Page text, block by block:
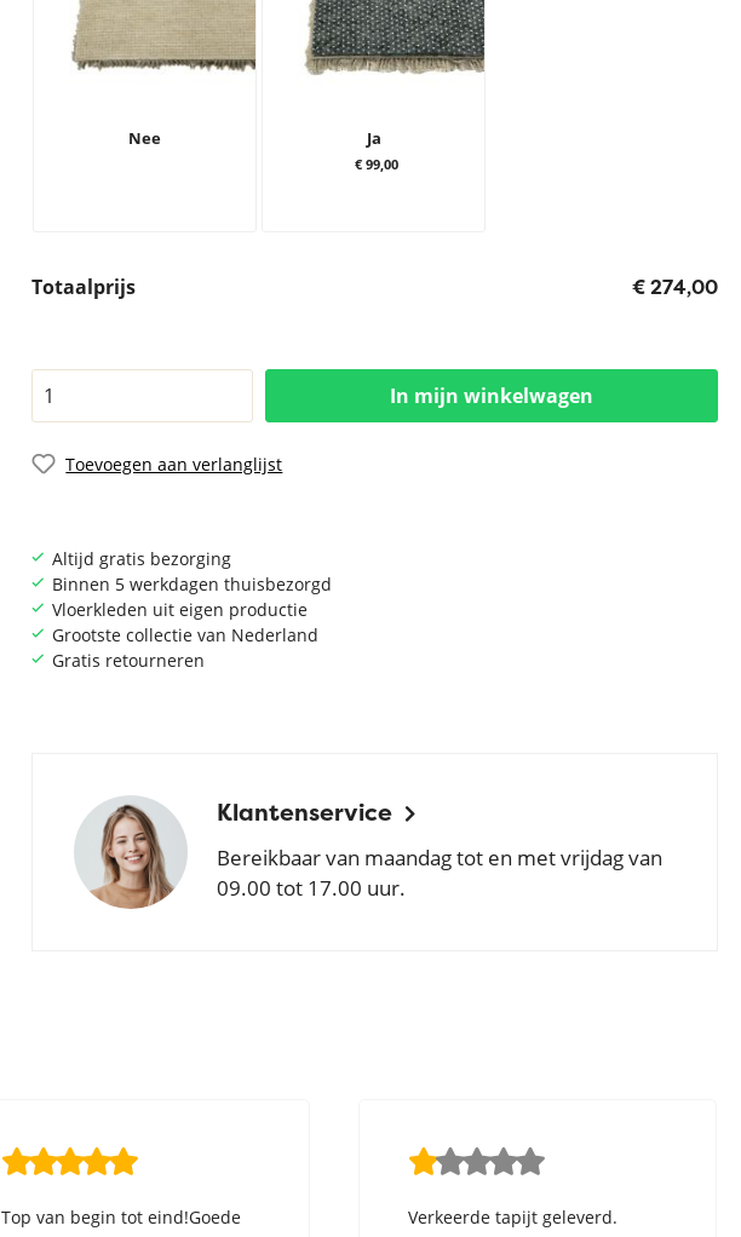
Nee Ja
€ 99,00
Totaalprijs € 274,00
In mijn winkelwagen
Toevoegen aan verlanglijst
Altijd gratis bezorging
Binnen 5 werkdagen thuisbezorgd
Vloerkleden uit eigen productie
Grootste collectie van Nederland
Gratis retourneren
Klantenservice
Bereikbaar van maandag tot en met vrijdag van
09.00 tot 17.00 uur.
Top van begin tot eind!Goede
Verkeerde tapijt geleverd.